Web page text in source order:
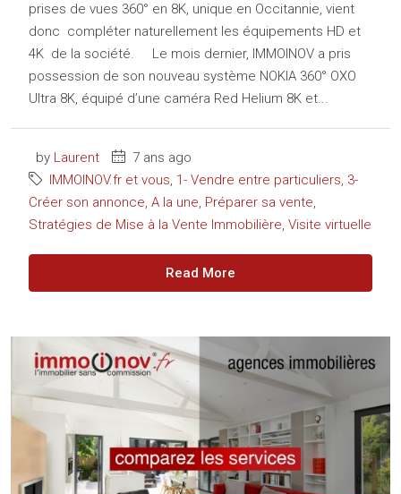
prises de vues 360° en 8K, unique en Occitannie, vient
donc compléter naturellement les équipements HD et
4K de la société. Le mois dernier, IMMOINOV a pris
possession de son nouveau système NOKIA 360° OXO
Ultra 8K, équipé d’une caméra Red Helium 8K et...
by Laurent
7 ans ago
IMMOINOV.fr et vous, 1- Vendre entre particuliers, 3-
Créer son annonce, A la une, Préparer sa vente,
Stratégies de Mise à la Vente Immobilière, Visite virtuelle
Read More